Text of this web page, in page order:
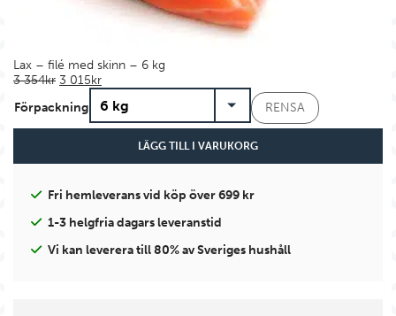
Lax – filé med skinn – 6 kg
3 354kr Det ursprungliga priset var: 3 354kr.
3 015krDet nuvarande priset är: 3 015kr.
Förpackning
RENSA
LÄGG TILL I VARUKORG
Fri hemleverans vid köp över 699 kr
1-3 helgfria dagars leveranstid
Vi kan leverera till 80% av Sveriges hushåll